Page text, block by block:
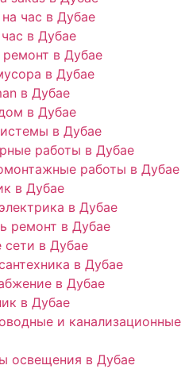
час в Дубае
в Дубае
в Дубае
в Дубае
в Дубае
в Дубае
в Дубае
работы в Дубае
работы в Дубае
в Дубае
в Дубае
ремонт в Дубае
в Дубае
в Дубае
в Дубае
в Дубае
и канализационные
освещения в Дубае